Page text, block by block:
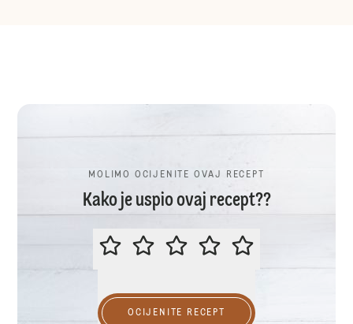
MOLIMO OCIJENITE OVAJ RECEPT
Kako je uspio ovaj recept??
MOLIMO OCIJENITE OVAJ
OCIJENITE RECEPT